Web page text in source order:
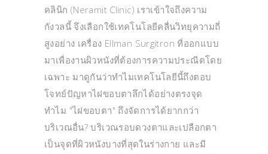
คลินิก (Neramit Clinic) เราเข้าใจถึงความ
กังวลนี้ จึงเลือกใช้เทคโนโลยีคลื่นวิทยุความถี่
สูงอย่าง เครื่อง Ellman Surgitron ที่ออกแบบ
มาเพื่องานผิวหนังที่ต้องการความประณีตโดย
เฉพาะ มาดูกันว่าทำไมเทคโนโลยีนี้ถึงตอบ
โจทย์ปัญหาไฝขอบตาลึกได้อย่างตรงจุด
ทำไม "ไฝขอบตา" ถึงจัดการได้ยากกว่า
บริเวณอื่น? บริเวณรอบดวงตาและเปลือกตา
เป็นจุดที่ผิวหนังบางที่สุดในร่างกาย และมี